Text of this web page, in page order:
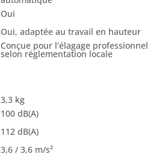
Oui
Oui, adaptée au travail en hauteur
Conçue pour l’élagage professionnel
selon réglementation locale
3,3 kg
100 dB(A)
112 dB(A)
3,6 / 3,6 m/s²